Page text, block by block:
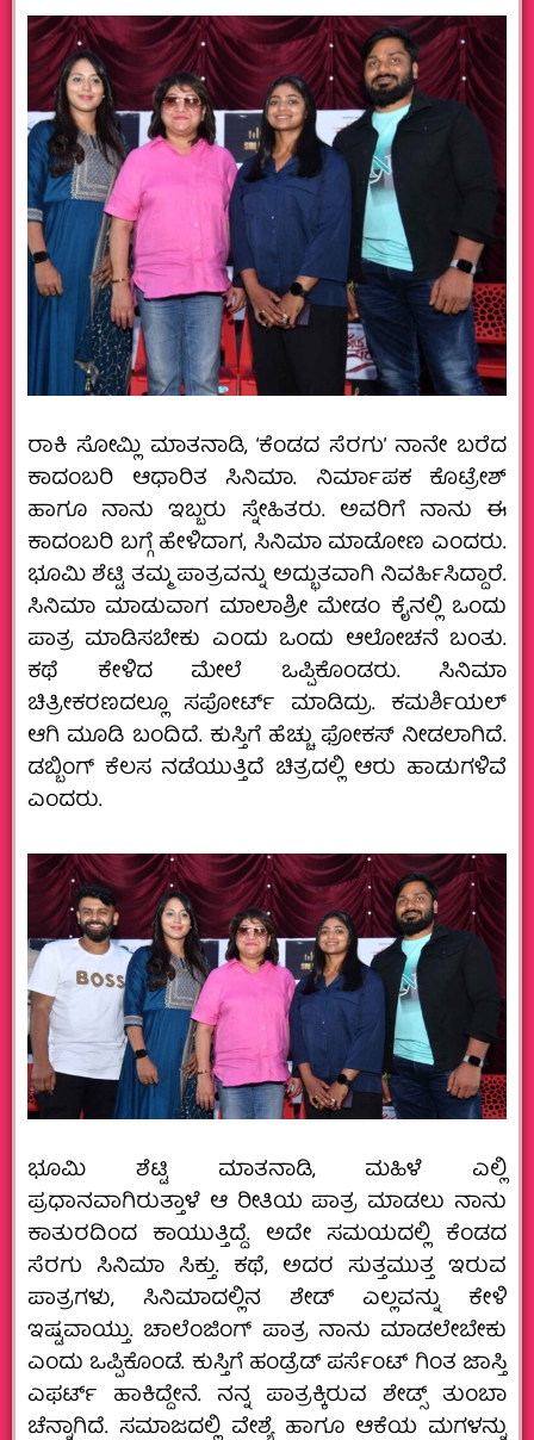
ರಾಕಿ ಸೋಮ್ಲಿ ಮಾತನಾಡಿ, ‘ಕೆಂಡದ ಸೆರಗು’ ನಾನೇ ಬರೆದ
ಕಾದಂಬರಿ ಆಧಾರಿತ ಸಿನಿಮಾ. ನಿರ್ಮಾಪಕ ಕೊಟ್ರೇಶ್
ಹಾಗೂ ನಾನು ಇಬ್ಬರು ಸ್ನೇಹಿತರು. ಅವರಿಗೆ ನಾನು ಈ
ಕಾದಂಬರಿ ಬಗ್ಗೆ ಹೇಳಿದಾಗ, ಸಿನಿಮಾ ಮಾಡೋಣ ಎಂದರು.
ಭೂಮಿ ಶೆಟ್ಟಿ ತಮ್ಮ ಪಾತ್ರವನ್ನು ಅದ್ಭುತವಾಗಿ ನಿವರ್ಹಿಸಿದ್ದಾರೆ.
ಸಿನಿಮಾ ಮಾಡುವಾಗ ಮಾಲಾಶ್ರೀ ಮೇಡಂ ಕೈನಲ್ಲಿ ಒಂದು
ಪಾತ್ರ ಮಾಡಿಸಬೇಕು ಎಂದು ಒಂದು ಆಲೋಚನೆ ಬಂತು.
ಕಥೆ ಕೇಳಿದ ಮೇಲೆ ಒಪ್ಪಿಕೊಂಡರು. ಸಿನಿಮಾ
ಚಿತ್ರೀಕರಣದಲ್ಲೂ ಸಪೋರ್ಟ್ ಮಾಡಿದ್ರು. ಕಮರ್ಶಿಯಲ್
ಆಗಿ ಮೂಡಿ ಬಂದಿದೆ. ಕುಸ್ತಿಗೆ ಹೆಚ್ಚು ಫೋಕಸ್ ನೀಡಲಾಗಿದೆ.
ಡಬ್ಬಿಂಗ್ ಕೆಲಸ ನಡೆಯುತ್ತಿದೆ ಚಿತ್ರದಲ್ಲಿ ಆರು ಹಾಡುಗಳಿವೆ
ಎಂದರು.
ಭೂಮಿ ಶೆಟ್ಟಿ ಮಾತನಾಡಿ, ಮಹಿಳೆ ಎಲ್ಲಿ
ಪ್ರಧಾನವಾಗಿರುತ್ತಾಳೆ ಆ ರೀತಿಯ ಪಾತ್ರ ಮಾಡಲು ನಾನು
ಕಾತುರದಿಂದ ಕಾಯುತ್ತಿದ್ದೆ. ಅದೇ ಸಮಯದಲ್ಲಿ ಕೆಂಡದ
ಸೆರಗು ಸಿನಿಮಾ ಸಿಕ್ತು. ಕಥೆ, ಅದರ ಸುತ್ತಮುತ್ತ ಇರುವ
ಪಾತ್ರಗಳು, ಸಿನಿಮಾದಲ್ಲಿನ ಶೇಡ್ ಎಲ್ಲವನ್ನು ಕೇಳಿ
ಇಷ್ಟವಾಯ್ತು. ಚಾಲೆಂಜಿಂಗ್ ಪಾತ್ರ ನಾನು ಮಾಡಲೇಬೇಕು
ಎಂದು ಒಪ್ಪಿಕೊಂಡೆ. ಕುಸ್ತಿಗೆ ಹಂಡ್ರೆಡ್ ಪರ್ಸೆಂಟ್ ಗಿಂತ ಜಾಸ್ತಿ
ಎಫರ್ಟ್ ಹಾಕಿದ್ದೇನೆ. ನನ್ನ ಪಾತ್ರಕ್ಕಿರುವ ಶೇಡ್ಸ್ ತುಂಬಾ
ಚೆನ್ನಾಗಿದೆ. ಸಮಾಜದಲ್ಲಿ ವೇಶ್ಯೆ ಹಾಗೂ ಆಕೆಯ ಮಗಳನ್ನು